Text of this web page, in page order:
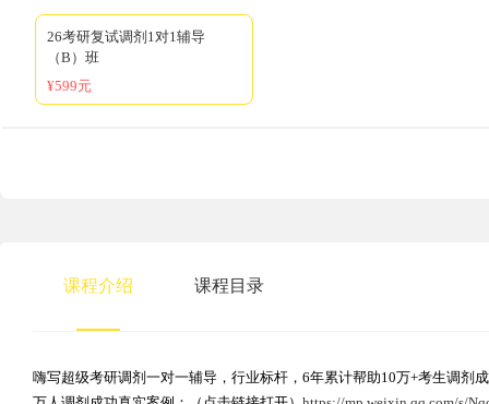
26考研复试调剂1对1辅导
（B）班
¥599元
课程介绍 课程目录
嗨写超级考研调剂一对一辅导，行业标杆，6年累计帮助10万+考生调剂